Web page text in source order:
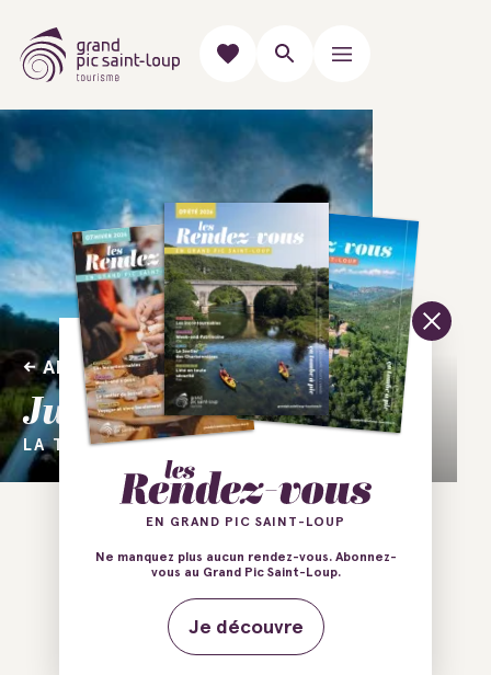
AMOUREUX DE LA NATURE
Julien Tauran
LA TÊTE DANS LES ÉTOILES
début de
EN GRAND PIC SAINT-LOUP
Ne manquez plus aucun rendez-vous. Abonnez-
vous au Grand Pic Saint-Loup.
Je découvre